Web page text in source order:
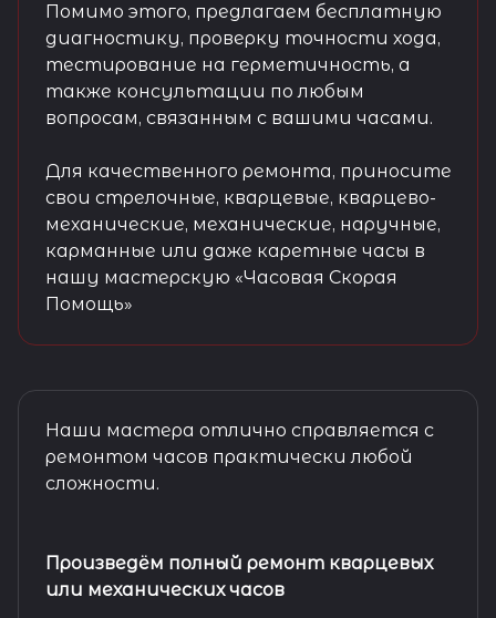
Помимо этого, предлагаем бесплатную
диагностику, проверку точности хода,
тестирование на герметичность, а
также консультации по любым
вопросам, связанным с вашими часами.
Для качественного ремонта, приносите
свои стрелочные, кварцевые, кварцево-
механические, механические, наручные,
карманные или даже каретные часы в
нашу мастерскую «Часовая Скорая
Помощь»
Наши мастера отлично справляется с
ремонтом часов практически любой
сложности.
Произведём полный ремонт кварцевых
или механических часов